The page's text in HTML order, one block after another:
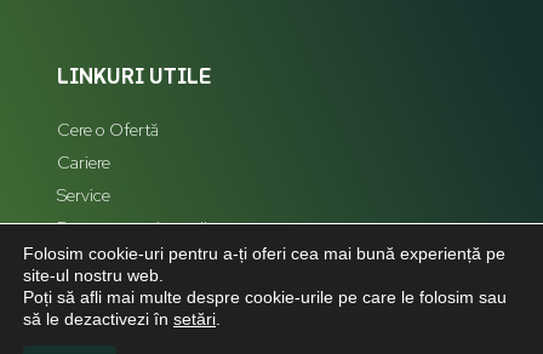
LINKURI UTILE
Cere o Ofertă
Cariere
Service
Reprezentanți zonali
Hartă Site
Folosim cookie-uri pentru a-ți oferi cea mai bună experiență pe
site-ul nostru web.
Poți să afli mai multe despre cookie-urile pe care le folosim sau
să le dezactivezi în setări